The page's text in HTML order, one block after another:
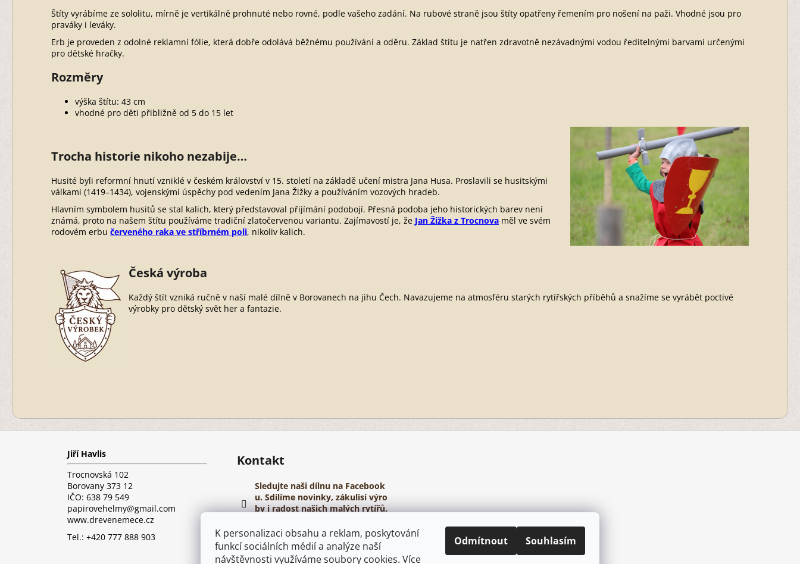
K personalizaci obsahu a reklam, poskytování
funkcí sociálních médií a analýze naší
návštěvnosti využíváme soubory cookies. Více
Odmítnout Souhlasím
Štíty vyrábíme ze sololitu, mírně je vertikálně prohnuté nebo rovné, podle vašeho zadání. Na rubové straně jsou štíty opatřeny řemením pro nošení na paži. Vhodné jsou pro
praváky i leváky.
Erb je proveden z odolné reklamní fólie, která dobře odolává běžnému používání a oděru. Základ štítu je natřen zdravotně nezávadnými vodou ředitelnými barvami určenými
pro dětské hračky.
Rozměry
výška štítu: 43 cm
vhodné pro děti přibližně od 5 do 15 let
Trocha historie nikoho nezabije…
Husité byli reformní hnutí vzniklé v českém království v 15. století na základě učení mistra Jana Husa. Proslavili se husitskými
válkami (1419–1434), vojenskými úspěchy pod vedením Jana Žižky a používáním vozových hradeb.
Hlavním symbolem husitů se stal kalich, který představoval přijímání podobojí. Přesná podoba jeho historických barev není
známá, proto na našem štítu používáme tradiční zlatočervenou variantu. Zajímavostí je, že Jan Žižka z Trocnova měl ve svém
rodovém erbu červeného raka ve stříbrném poli, nikoliv kalich.
Česká výroba
Každý štít vzniká ručně v naší malé dílně v Borovanech na jihu Čech. Navazujeme na atmosféru starých rytířských příběhů a snažíme se vyrábět poctivé
výrobky pro dětský svět her a fantazie.
Z
Jiří Havlis
Trocnovská 102
Borovany 373 12
IČO: 638 79 549
papirovehelmy@gmail.com
www.drevenemece.cz
Tel.: +420 777 888 903
Kontakt
Sledujte naši dílnu na Facebook
u. Sdílíme novinky, zákulisí výro
by i radost našich malých rytířů.
pirovehelmy